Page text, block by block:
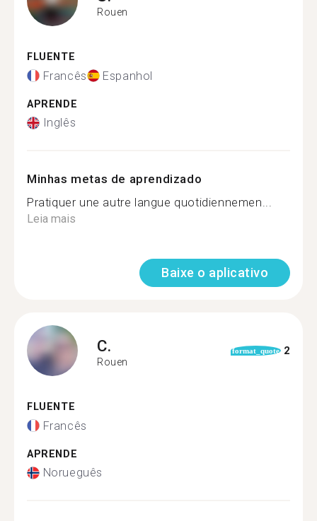
Rouen
FLUENTE
Francês Espanhol
APRENDE
Inglês
Minhas metas de aprendizado
Pratiquer une autre langue quotidiennemen...
Leia mais
Baixe o aplicativo
C.
Rouen
format_quote 2
FLUENTE
Francês
APRENDE
Norueguês